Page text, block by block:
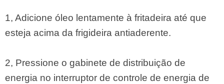
1, Adicione óleo lentamente à fritadeira até que
esteja acima da frigideira antiaderente.
2, Pressione o gabinete de distribuição de
energia no interruptor de controle de energia de